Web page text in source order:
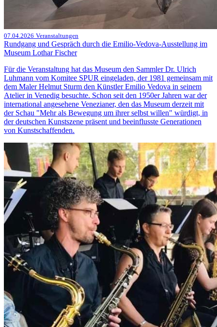
07.04.2026 Veranstaltungen
Rundgang und Gespräch durch die Emilio-Vedova-Ausstellung im
Museum Lothar Fischer
Für die Veranstaltung hat das Museum den Sammler Dr. Ulrich
Luhmann vom Komitee SPUR eingeladen, der 1981 gemeinsam mit
dem Maler Helmut Sturm den Künstler Emilio Vedova in seinem
Atelier in Venedig besuchte. Schon seit den 1950er Jahren war der
international angesehene Venezianer, den das Museum derzeit mit
der Schau "Mehr als Bewegung um ihrer selbst willen" würdigt, in
der deutschen Kunstszene präsent und beeinflusste Generationen
von Kunstschaffenden.